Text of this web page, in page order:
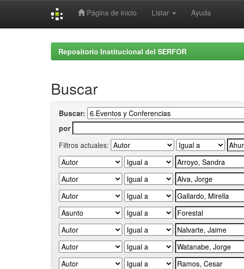
Página de inicio Listar Ayuda
Repositorio Institucional del SERFOR
Buscar
Buscar:
por
Filtros actuales: